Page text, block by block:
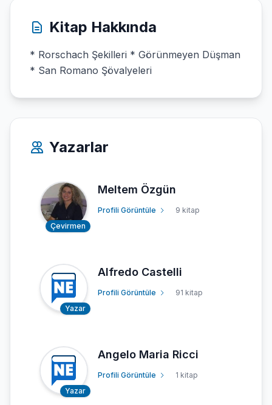
Kitap Hakkında
* Rorschach Şekilleri * Görünmeyen Düşman
* San Romano Şövalyeleri
Yazarlar
Çevirmen
Meltem Özgün
Profili Görüntüle 9 kitap
Yazar
Alfredo Castelli
Profili Görüntüle 91 kitap
Yazar
Angelo Maria Ricci
Profili Görüntüle 1 kitap